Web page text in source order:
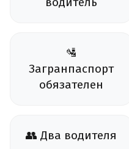
🛂
Загранпаспорт
обязателен
👥 Два водителя